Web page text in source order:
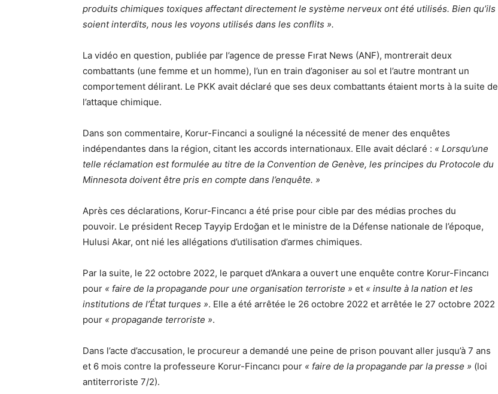
produits chimiques toxiques affectant directement le système nerveux ont été utilisés. Bien qu’ils
soient interdits, nous les voyons utilisés dans les conflits ».
La vidéo en question, publiée par l’agence de presse Fırat News (ANF), montrerait deux
combattants (une femme et un homme), l’un en train d’agoniser au sol et l’autre montrant un
comportement délirant. Le PKK avait déclaré que ses deux combattants étaient morts à la suite de
l’attaque chimique.
Dans son commentaire, Korur-Fincanci a souligné la nécessité de mener des enquêtes
indépendantes dans la région, citant les accords internationaux. Elle avait déclaré : « Lorsqu’une
telle réclamation est formulée au titre de la Convention de Genève, les principes du Protocole du
Minnesota doivent être pris en compte dans l’enquête. »
Après ces déclarations, Korur-Fincancı a été prise pour cible par des médias proches du
pouvoir. Le président Recep Tayyip Erdoğan et le ministre de la Défense nationale de l’époque,
Hulusi Akar, ont nié les allégations d’utilisation d’armes chimiques.
Par la suite, le 22 octobre 2022, le parquet d’Ankara a ouvert une enquête contre Korur-Fincancı
pour « faire de la propagande pour une organisation terroriste » et « insulte à la nation et les
institutions de l’État turques ». Elle a été arrêtée le 26 octobre 2022 et arrêtée le 27 octobre 2022
pour « propagande terroriste ».
Dans l’acte d’accusation, le procureur a demandé une peine de prison pouvant aller jusqu’à 7 ans
et 6 mois contre la professeure Korur-Fincancı pour « faire de la propagande par la presse » (loi
antiterroriste 7/2).